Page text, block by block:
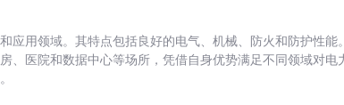
应用领域。其特点包括良好的电气、机械、防火和防护性能
、医院和数据中心等场所，凭借自身优势满足不同领域对电